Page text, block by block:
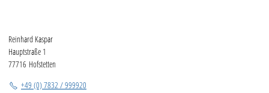
Kontakt
Reinhard Kaspar
Hauptstraße 1
77716 Hofstetten
+49 (0) 7832 / 999920